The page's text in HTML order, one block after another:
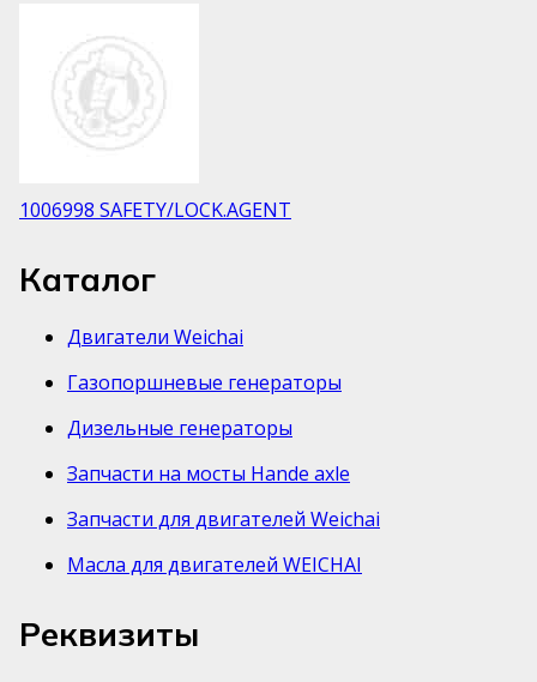
1006998 SAFETY/LOCK.AGENT
Каталог
Двигатели Weichai
Газопоршневые генераторы
Дизельные генераторы
Запчасти на мосты Hande axle
Запчасти для двигателей Weichai
Масла для двигателей WEICHAI
Реквизиты